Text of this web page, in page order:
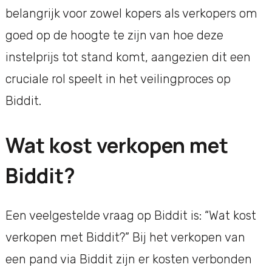
belangrijk voor zowel kopers als verkopers om
goed op de hoogte te zijn van hoe deze
instelprijs tot stand komt, aangezien dit een
cruciale rol speelt in het veilingproces op
Biddit.
Wat kost verkopen met
Biddit?
Een veelgestelde vraag op Biddit is: “Wat kost
verkopen met Biddit?” Bij het verkopen van
een pand via Biddit zijn er kosten verbonden